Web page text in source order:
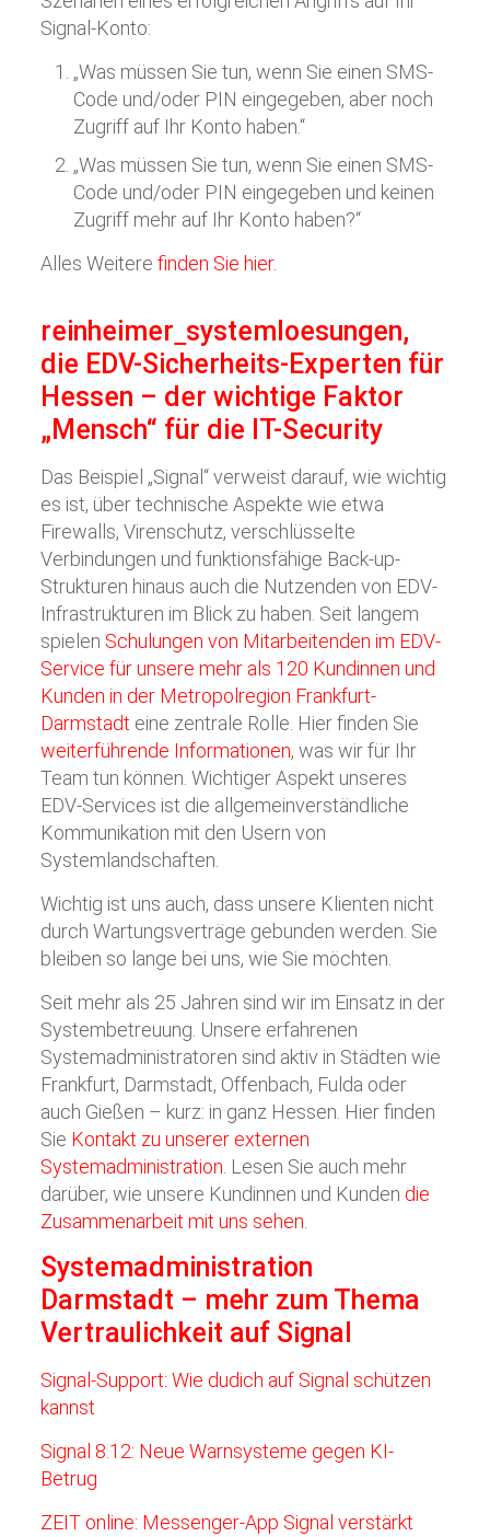
Signal-Konto:
„Was müssen Sie tun, wenn Sie einen SMS-
Code und/oder PIN eingegeben, aber noch
Zugriff auf Ihr Konto haben.“
„Was müssen Sie tun, wenn Sie einen SMS-
Code und/oder PIN eingegeben und keinen
Zugriff mehr auf Ihr Konto haben?“
Alles Weiterefinden Sie hier.
reinheimer systemloesungen,
die EDV-Sicherheits-Experten für
Hessen – der wichtige Faktor
„Mensch“ für die IT-Security
Das Beispiel „Signal“ verweist darauf, wie wichtig
es ist, über technische Aspekte wie etwa
Firewalls, Virenschutz, verschlüsselte
Verbindungen und funktionsfähige Back-up-
Strukturen hinaus auch die Nutzenden von EDV-
Infrastrukturen im Blick zu haben. Seit langem
spielen Schulungen von Mitarbeitenden im EDV-
Service für unsere mehr als 120 Kundinnen und
Kunden in der Metropolregion Frankfurt-
Darmstadt eine zentrale Rolle. Hier finden Sie
weiterführende Informationen, was wir für Ihr
Team tun können. Wichtiger Aspekt unseres
EDV-Services ist die allgemeinverständliche
Kommunikation mit den Usern von
Systemlandschaften.
Wichtig ist uns auch, dass unsere Klienten nicht
durch Wartungsverträge gebunden werden. Sie
bleiben so lange bei uns, wie Sie möchten.
Seit mehr als 25 Jahren sind wir im Einsatz in der
Systembetreuung. Unsere erfahrenen
Systemadministratoren sind aktiv in Städten wie
Frankfurt, Darmstadt, Offenbach, Fulda oder
auch Gießen – kurz: in ganz Hessen. Hier finden
Sie Kontakt zu unserer externen
Systemadministration . Lesen Sie auch mehr
darüber, wie unsere Kundinnen und Kunden die
Zusammenarbeit mit uns sehen
Systemadministration
Darmstadt – mehr zum Thema
Vertraulichkeit auf Signal
Signal-Support: Wie dudich auf Signal schützen
kannst
Signal 8.12: Neue Warnsysteme gegen KI-
Betrug
ZEIT online: Messenger-App Signal verstärkt